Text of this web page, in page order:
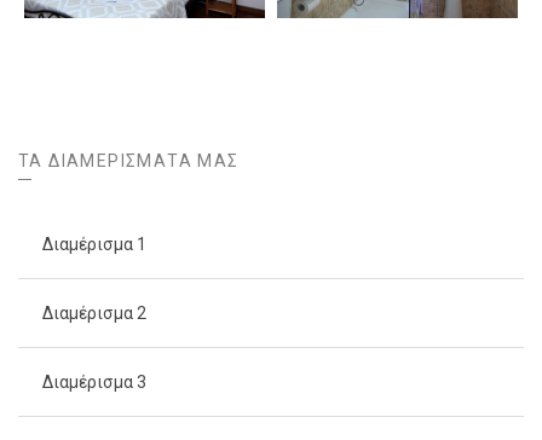
ΤΑ ΔΙΑΜΕΡΊΣΜΑΤΑ ΜΑΣ
Διαμέρισμα 1
Διαμέρισμα 2
Διαμέρισμα 3